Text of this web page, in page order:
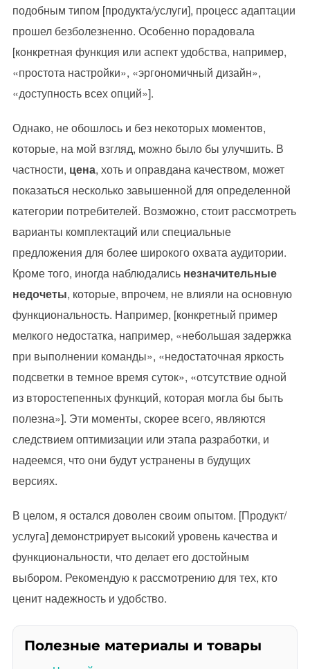
подобным типом [продукта/услуги], процесс адаптации
прошел безболезненно. Особенно порадовала
[конкретная функция или аспект удобства, например,
«простота настройки», «эргономичный дизайн»,
«доступность всех опций»].
Однако, не обошлось и без некоторых моментов,
которые, на мой взгляд, можно было бы улучшить. В
частности, цена, хоть и оправдана качеством, может
показаться несколько завышенной для определенной
категории потребителей. Возможно, стоит рассмотреть
варианты комплектаций или специальные
предложения для более широкого охвата аудитории.
Кроме того, иногда наблюдались незначительные
недочеты, которые, впрочем, не влияли на основную
функциональность. Например, [конкретный пример
мелкого недостатка, например, «небольшая задержка
при выполнении команды», «недостаточная яркость
подсветки в темное время суток», «отсутствие одной
из второстепенных функций, которая могла бы быть
полезна»]. Эти моменты, скорее всего, являются
следствием оптимизации или этапа разработки, и
надеемся, что они будут устранены в будущих
версиях.
В целом, я остался доволен своим опытом. [Продукт/
услуга] демонстрирует высокий уровень качества и
функциональности, что делает его достойным
выбором. Рекомендую к рассмотрению для тех, кто
ценит надежность и удобство.
Полезные материалы и товары